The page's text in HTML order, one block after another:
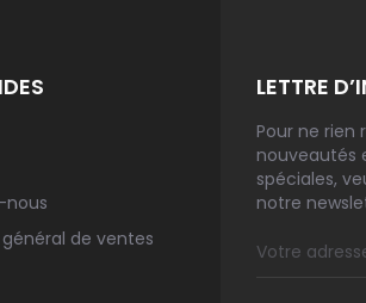
de ventes
LETTRE
Pour ne rien
nouveautés
spéciales,
notre